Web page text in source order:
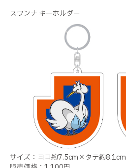
スワンナ キーホルダー
サイズ：ヨコ約7.5cm×タテ約8.1cm